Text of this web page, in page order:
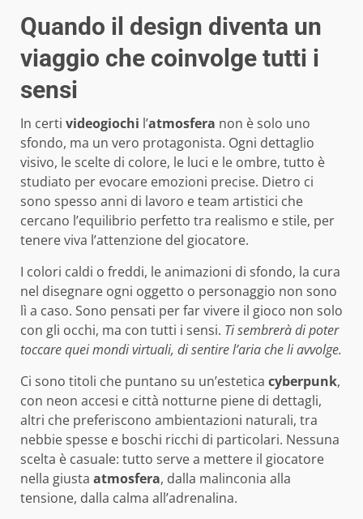
Quando il design diventa un
viaggio che coinvolge tutti i
sensi
In certi videogiochi l’atmosfera non è solo uno
sfondo, ma un vero protagonista. Ogni dettaglio
visivo, le scelte di colore, le luci e le ombre, tutto è
studiato per evocare emozioni precise. Dietro ci
sono spesso anni di lavoro e team artistici che
cercano l’equilibrio perfetto tra realismo e stile, per
tenere viva l’attenzione del giocatore.
I colori caldi o freddi, le animazioni di sfondo, la cura
nel disegnare ogni oggetto o personaggio non sono
lì a caso. Sono pensati per far vivere il gioco non solo
con gli occhi, ma con tutti i sensi. Ti sembrerà di poter
toccare quei mondi virtuali, di sentire l’aria che li avvolge.
Ci sono titoli che puntano su un’estetica cyberpunk,
con neon accesi e città notturne piene di dettagli,
altri che preferiscono ambientazioni naturali, tra
nebbie spesse e boschi ricchi di particolari. Nessuna
scelta è casuale: tutto serve a mettere il giocatore
nella giusta atmosfera, dalla malinconia alla
tensione, dalla calma all’adrenalina.